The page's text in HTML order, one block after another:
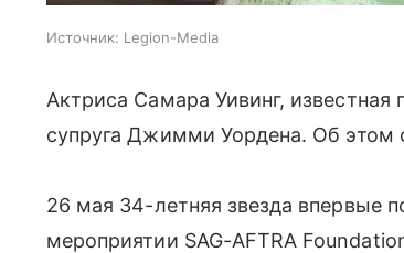
Источник: Legion-Media
Актриса Самара Уивинг,
супруга Джимми Уордена. Об этом
26 мая 34-летняя звезда впервые
мероприятии SAG-AFTRA